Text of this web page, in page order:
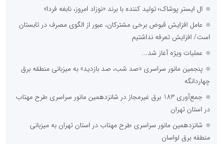
ال ایستر پوشاک؛ تولید کننده با برند «نوزاد امروز، نابغه فردا»
عامل افزایش قبوض برخی مشترکان، عبور از الگوی مصرف در تابستان
است/ افزایش تعرفه نداشتیم
عملیات ویژه آغاز شد...
پنجمین مانور سراسری «صد شب، صد بازدید» به میزبانی منطقه برق
چهاردانگه
جمع‌آوری 183 برق غیرمجاز در شانزدهمین مانور سراسری طرح مهتاب
در استان تهران
شانزدهمین مانور سراسری طرح مهتاب در استان تهران به میزبانی
منطقه برق لواسان